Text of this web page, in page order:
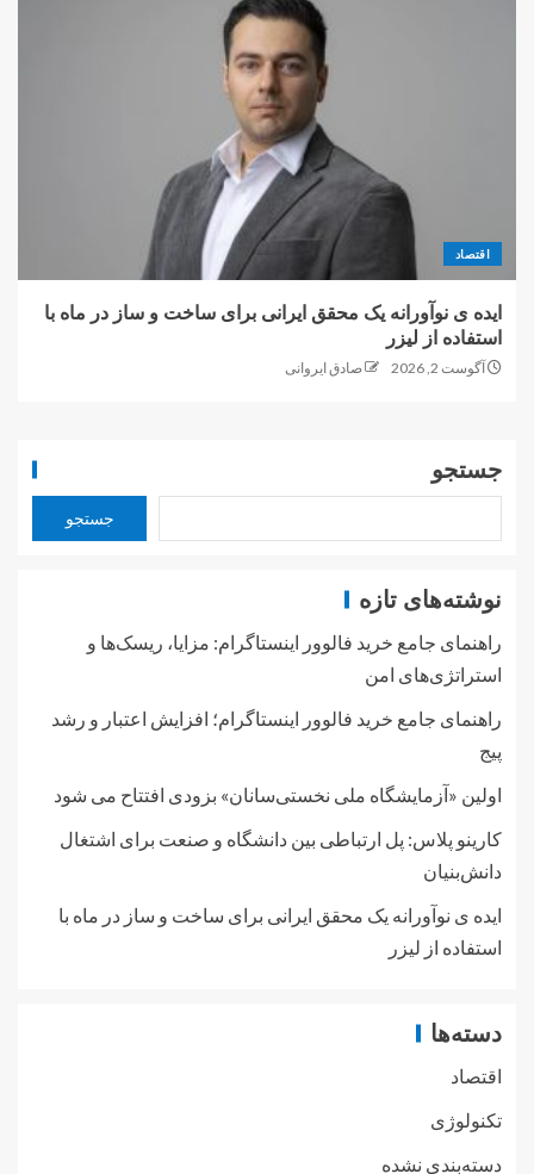
اقتصاد
ایده ی نوآورانه یک محقق ایرانی برای ساخت و ساز در ماه با
استفاده از لیزر
آگوست 2, 2026 صادق ایروانی
جستجو
جستجو
نوشته‌های تازه
راهنمای جامع خرید فالوور اینستاگرام: مزایا، ریسک‌ها و
استراتژی‌های امن
راهنمای جامع خرید فالوور اینستاگرام؛ افزایش اعتبار و رشد
پیج
اولین «آزمایشگاه ملی نخستی‌سانان» بزودی افتتاح می شود
کارینو پلاس: پل ارتباطی بین دانشگاه و صنعت برای اشتغال
دانش‌بنیان
ایده ی نوآورانه یک محقق ایرانی برای ساخت و ساز در ماه با
استفاده از لیزر
دسته‌ها
اقتصاد
تکنولوژی
دسته‌بندی نشده